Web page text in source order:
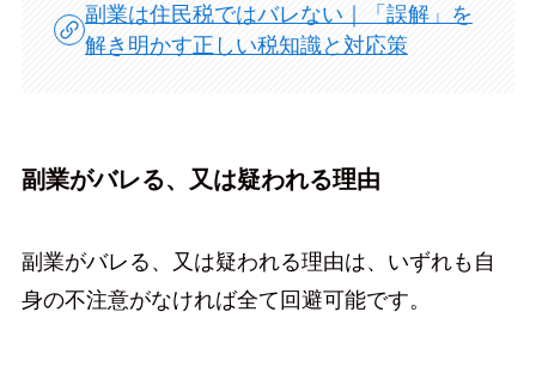
副業は住民税ではバレない｜「誤解」を
解き明かす正しい税知識と対応策
副業がバレる、又は疑われる理由
副業がバレる、又は疑われる理由は、いずれも自
身の不注意がなければ全て回避可能です。